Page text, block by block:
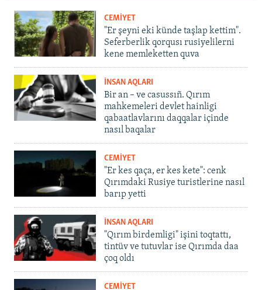
CEMİYET
"Er şeyni eki künde taşlap kettim".
Seferberlik qorqusı rusiyelilerni
kene memleketten quva
İNSAN AQLARI
Bir an – ve casussıñ. Qırım
mahkemeleri devlet hainligi
qabaatlavlarını daqqalar içinde
nasıl baqalar
CEMİYET
"Er kes qaça, er kes kete": cenk
Qırımdaki Rusiye turistlerine nasıl
barıp yetti
İNSAN AQLARI
"Qırım birdemligi" işini toqtattı,
tintüv ve tutuvlar ise Qırımda daa
çoq oldı
CEMİYET